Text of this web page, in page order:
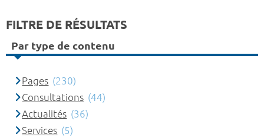
FILTRE DE RÉSULTATS
Par type de contenu
Pages (230)
Consultations (44)
Actualités (36)
Services (5)